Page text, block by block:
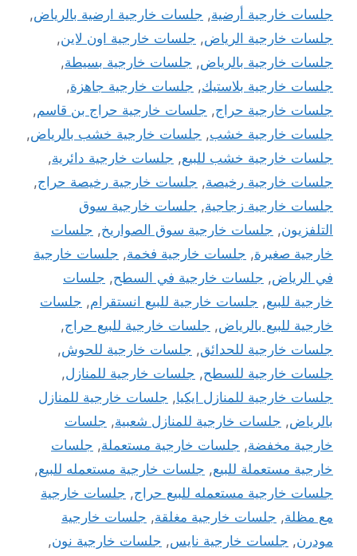
جلسات خارجية أرضية, جلسات خارجية ارضية بالرياض,
جلسات خارجية الرياض, جلسات خارجية اون لاين,
جلسات خارجية بالرياض, جلسات خارجية بسيطة,
جلسات خارجية بلاستيك, جلسات خارجية جاهزة,
جلسات خارجية حراج, جلسات خارجية حراج بن قاسم,
جلسات خارجية خشب, جلسات خارجية خشب بالرياض,
جلسات خارجية خشب للبيع, جلسات خارجية دائرية,
جلسات خارجية رخيصة, جلسات خارجية رخيصة حراج,
جلسات خارجية زجاجية, جلسات خارجية سوق
التلفزيون, جلسات خارجية سوق الصواريخ, جلسات
خارجية صغيرة, جلسات خارجية فخمة, جلسات خارجية
في الرياض, جلسات خارجية في السطح, جلسات
خارجية للبيع, جلسات خارجية للبيع انستقرام, جلسات
خارجية للبيع بالرياض, جلسات خارجية للبيع حراج,
جلسات خارجية للحدائق, جلسات خارجية للحوش,
جلسات خارجية للسطح, جلسات خارجية للمنازل,
جلسات خارجية للمنازل ايكيا, جلسات خارجية للمنازل
بالرياض, جلسات خارجية للمنازل شعبية, جلسات
خارجية مخفضة, جلسات خارجية مستعملة, جلسات
خارجية مستعملة للبيع, جلسات خارجية مستعمله للبيع,
جلسات خارجية مستعمله للبيع حراج, جلسات خارجية
مع مظلة, جلسات خارجية مغلقة, جلسات خارجية
مودرن, جلسات خارجية نايس, جلسات خارجية نون,